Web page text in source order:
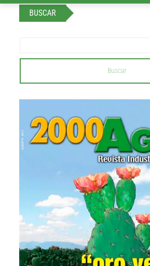
BUSCAR
Buscar